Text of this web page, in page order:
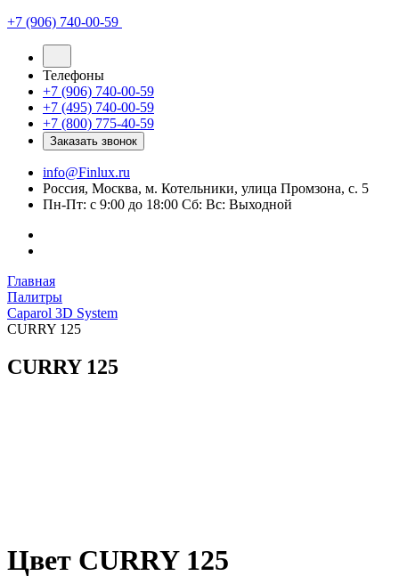
+7 (906) 740-00-59
Телефоны
+7 (906) 740-00-59
+7 (495) 740-00-59
+7 (800) 775-40-59
Заказать звонок
info@Finlux.ru
Россия, Москва, м. Котельники, улица Промзона, с. 5
Пн-Пт: с 9:00 до 18:00 Сб: Вс: Выходной
Главная
Палитры
Caparol 3D System
CURRY 125
CURRY 125
Цвет CURRY 125